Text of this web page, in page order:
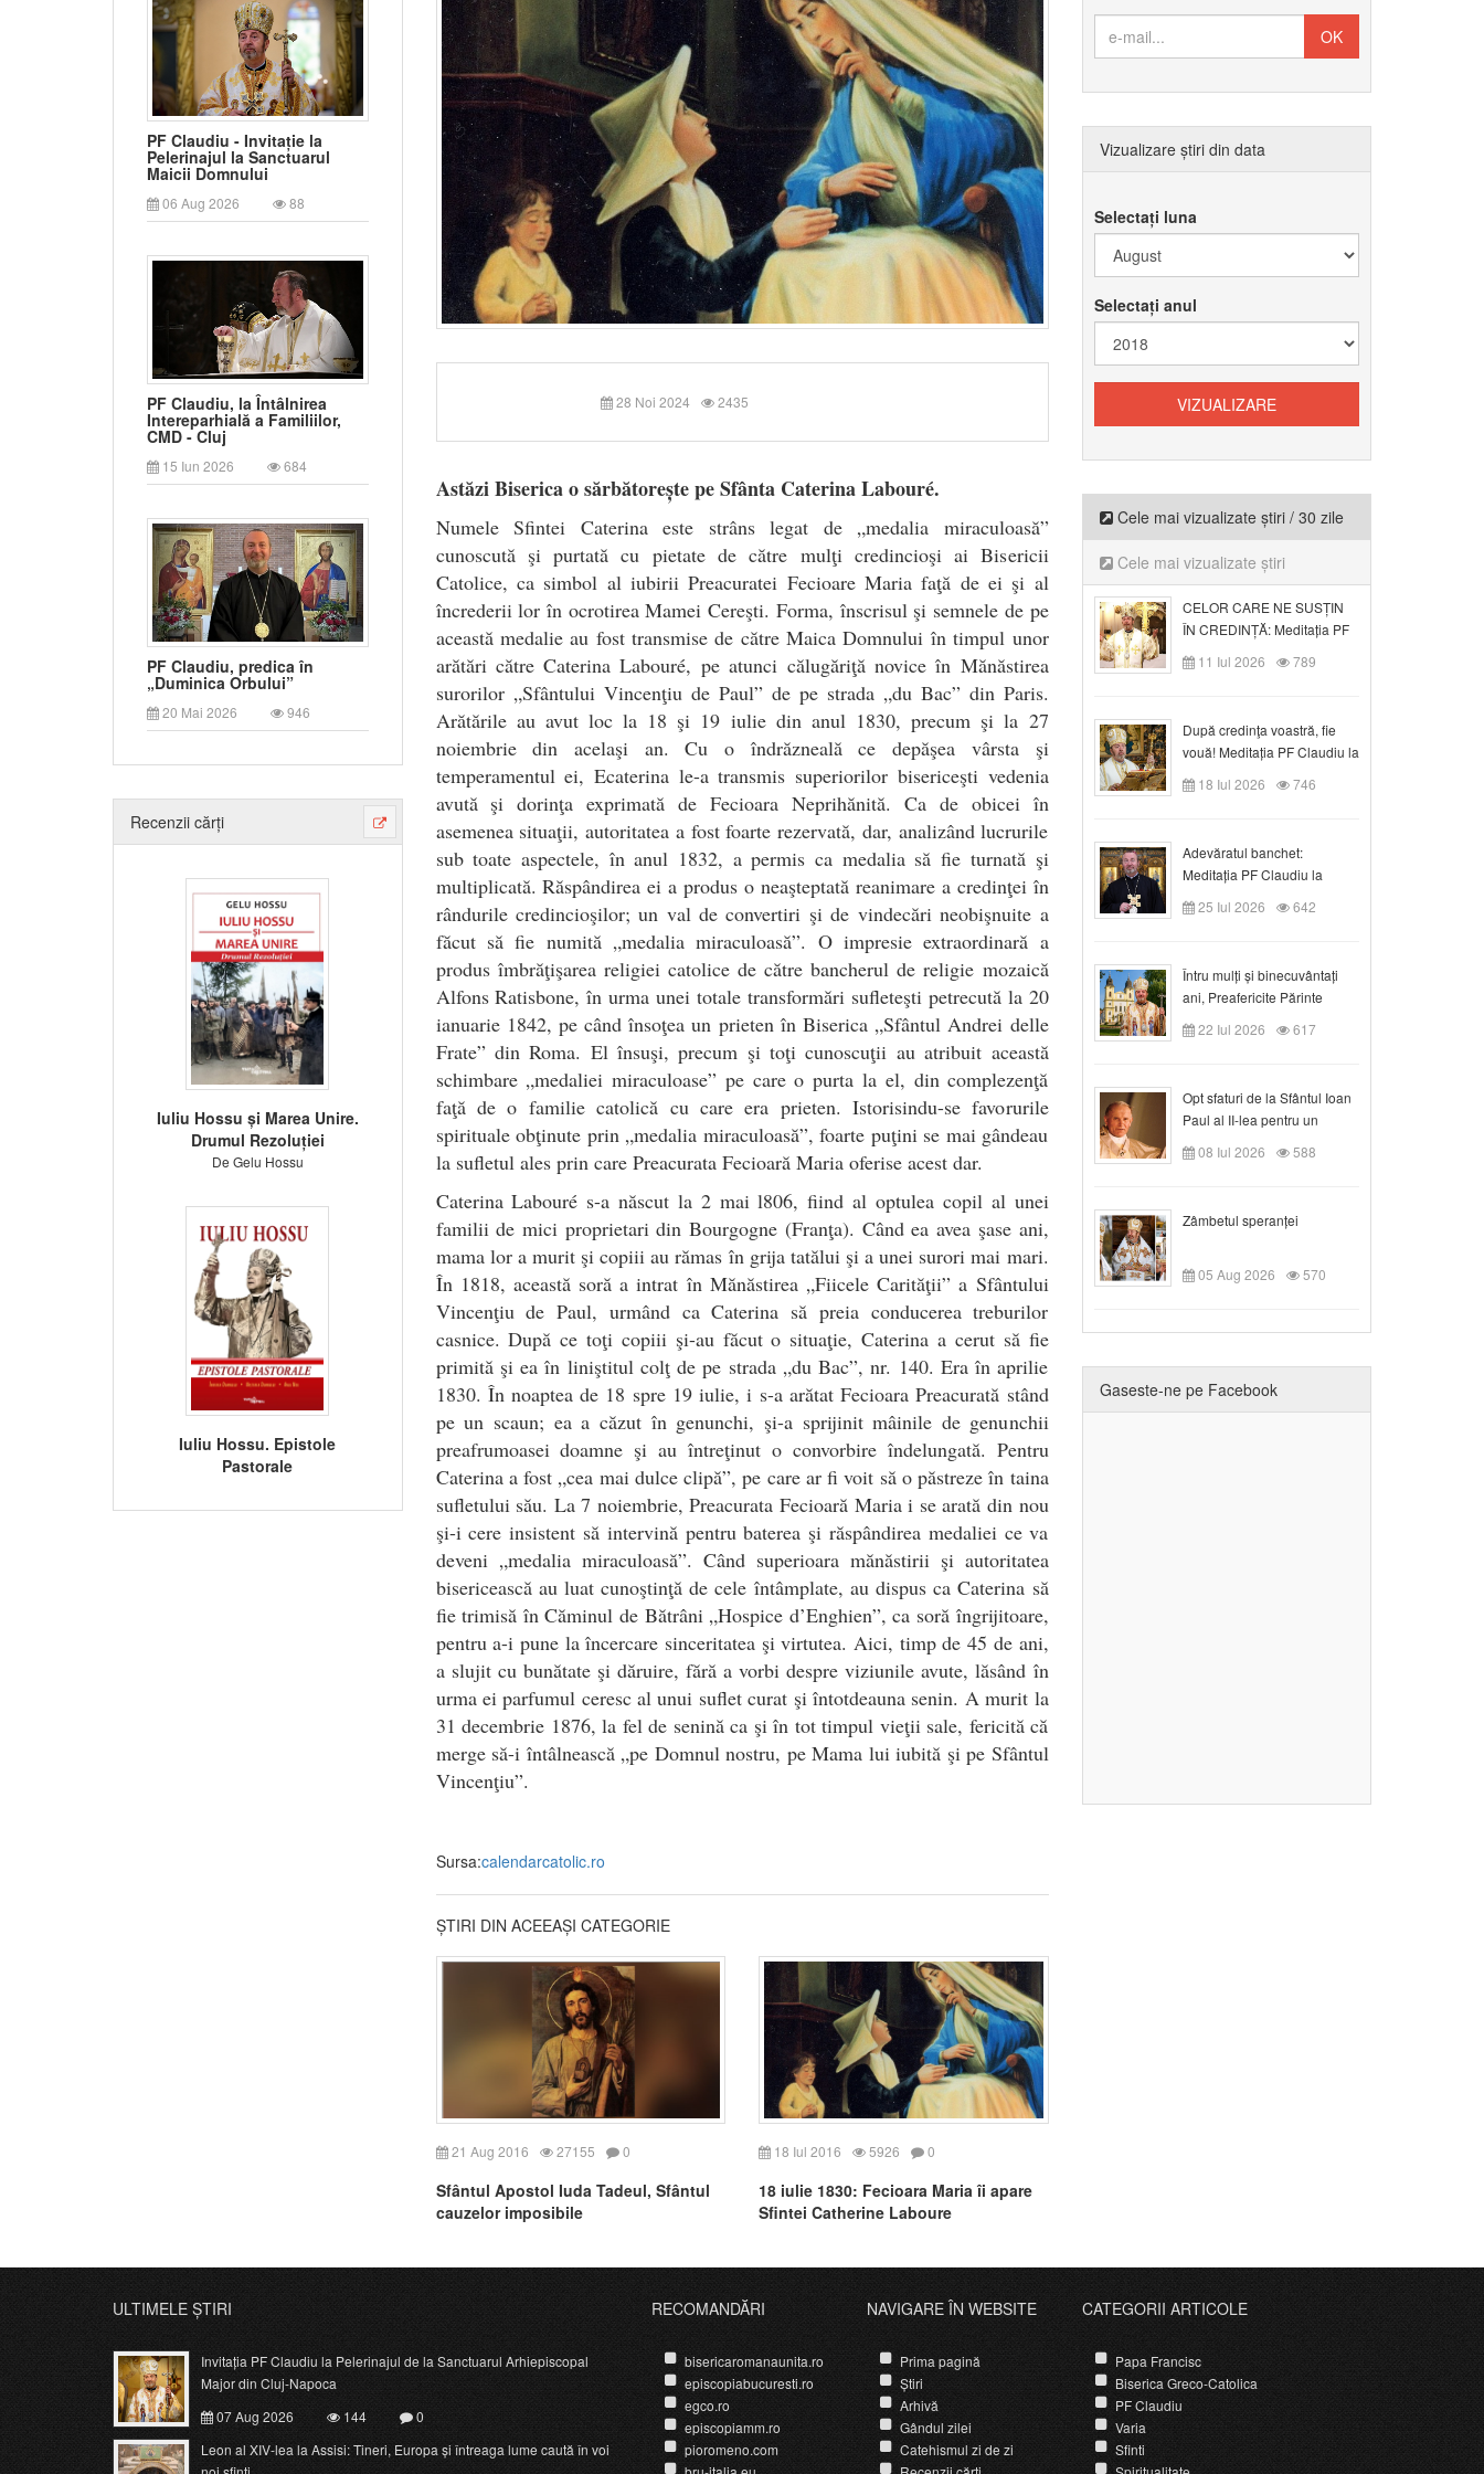
PF Claudiu - Invitație la
Pelerinajul la Sanctuarul
Maicii Domnului
06 Aug 2026 88
PF Claudiu, la Întâlnirea
Intereparhială a Familiilor,
CMD - Cluj
15 Iun 2026 684
PF Claudiu, predica în
„Duminica Orbului”
20 Mai 2026 946
Recenzii cărți
Iuliu Hossu și Marea Unire.
Drumul Rezoluției
De Gelu Hossu
Iuliu Hossu. Epistole
Pastorale
28 Noi 2024 2435
Astăzi Biserica o sărbătorește pe Sfânta Caterina Labouré.
Numele Sfintei Caterina este strâns legat de „medalia miraculoasă”
cunoscută şi purtată cu pietate de către mulţi credincioşi ai Bisericii
Catolice, ca simbol al iubirii Preacuratei Fecioare Maria faţă de ei şi al
încrederii lor în ocrotirea Mamei Cereşti. Forma, înscrisul şi semnele de pe
această medalie au fost transmise de către Maica Domnului în timpul unor
arătări către Caterina Labouré, pe atunci călugăriţă novice în Mănăstirea
surorilor „Sfântului Vincenţiu de Paul” de pe strada „du Bac” din Paris.
Arătările au avut loc la 18 şi 19 iulie din anul 1830, precum şi la 27
noiembrie din acelaşi an. Cu o îndrăzneală ce depăşea vârsta şi
temperamentul ei, Ecaterina le-a transmis superiorilor bisericeşti vedenia
avută şi dorinţa exprimată de Fecioara Neprihănită. Ca de obicei în
asemenea situaţii, autoritatea a fost foarte rezervată, dar, analizând lucrurile
sub toate aspectele, în anul 1832, a permis ca medalia să fie turnată şi
multiplicată. Răspândirea ei a produs o neaşteptată reanimare a credinţei în
rândurile credincioşilor; un val de convertiri şi de vindecări neobişnuite a
făcut să fie numită „medalia miraculoasă”. O impresie extraordinară a
produs îmbrăţişarea religiei catolice de către bancherul de religie mozaică
Alfons Ratisbone, în urma unei totale transformări sufleteşti petrecută la 20
ianuarie 1842, pe când însoţea un prieten în Biserica „Sfântul Andrei delle
Frate” din Roma. El însuşi, precum şi toţi cunoscuţii au atribuit această
schimbare „medaliei miraculoase” pe care o purta la el, din complezenţă
faţă de o familie catolică cu care era prieten. Istorisindu-se favorurile
spirituale obţinute prin „medalia miraculoasă”, foarte puţini se mai gândeau
la sufletul ales prin care Preacurata Fecioară Maria oferise acest dar.
Caterina Labouré s-a născut la 2 mai l806, fiind al optulea copil al unei
familii de mici proprietari din Bourgogne (Franţa). Când ea avea şase ani,
mama lor a murit şi copiii au rămas în grija tatălui şi a unei surori mai mari.
În 1818, această soră a intrat în Mănăstirea „Fiicele Carităţii” a Sfântului
Vincenţiu de Paul, urmând ca Caterina să preia conducerea treburilor
casnice. După ce toţi copiii şi-au făcut o situaţie, Caterina a cerut să fie
primită şi ea în liniştitul colţ de pe strada „du Bac”, nr. 140. Era în aprilie
1830. În noaptea de 18 spre 19 iulie, i s-a arătat Fecioara Preacurată stând
pe un scaun; ea a căzut în genunchi, şi-a sprijinit mâinile de genunchii
preafrumoasei doamne şi au întreţinut o convorbire îndelungată. Pentru
Caterina a fost „cea mai dulce clipă”, pe care ar fi voit să o păstreze în taina
sufletului său. La 7 noiembrie, Preacurata Fecioară Maria i se arată din nou
şi-i cere insistent să intervină pentru baterea şi răspândirea medaliei ce va
deveni „medalia miraculoasă”. Când superioara mănăstirii şi autoritatea
bisericească au luat cunoştinţă de cele întâmplate, au dispus ca Caterina să
fie trimisă în Căminul de Bătrâni „Hospice d’Enghien”, ca soră îngrijitoare,
pentru a-i pune la încercare sinceritatea şi virtutea. Aici, timp de 45 de ani,
a slujit cu bunătate şi dăruire, fără a vorbi despre viziunile avute, lăsând în
urma ei parfumul ceresc al unui suflet curat şi întotdeauna senin. A murit la
31 decembrie 1876, la fel de senină ca şi în tot timpul vieţii sale, fericită că
merge să-i întâlnească „pe Domnul nostru, pe Mama lui iubită şi pe Sfântul
Vincenţiu”.
Sursa:calendarcatolic.ro
ȘTIRI DIN ACEEAȘI CATEGORIE
21 Aug 2016 27155 0
Sfântul Apostol Iuda Tadeul, Sfântul
cauzelor imposibile
18 Iul 2016 5926 0
18 iulie 1830: Fecioara Maria îi apare
Sfintei Catherine Laboure
Vizualizare știri din data
Selectați luna
Selectați anul
Cele mai vizualizate știri / 30 zile
Cele mai vizualizate știri
CELOR CARE NE SUSȚIN
ÎN CREDINȚĂ: Meditația PF
Claudiu la Duminica a VI-a
după Rusalii
11 Iul 2026 789
După credinţa voastră, fie
vouă! Meditația PF Claudiu la
duminica a VII-a după Rusalii
18 Iul 2026 746
Adevăratul banchet:
Meditația PF Claudiu la
Duminica a VIII-a după
Rusalii
25 Iul 2026 642
Întru mulți și binecuvântați
ani, Preafericite Părinte
Claudiu!
22 Iul 2026 617
Opt sfaturi de la Sfântul Ioan
Paul al II-lea pentru un
creștin
08 Iul 2026 588
Zâmbetul speranței
05 Aug 2026 570
Gaseste-ne pe Facebook
ULTIMELE ȘTIRI
Invitația PF Claudiu la Pelerinajul de la Sanctuarul Arhiepiscopal
Major din Cluj-Napoca
07 Aug 2026
144
0
Leon al XIV-lea la Assisi: Tineri, Europa și întreaga lume caută în voi
RECOMANDĂRI
bisericaromanaunita.ro
episcopiabucuresti.ro
egco.ro
episcopiamm.ro
pioromeno.com
NAVIGARE ÎN WEBSITE
Prima pagină
Știri
Arhivă
Gândul zilei
Catehismul zi de zi
CATEGORII ARTICOLE
Papa Francisc
Biserica Greco-Catolica
PF Claudiu
Varia
Sfinti